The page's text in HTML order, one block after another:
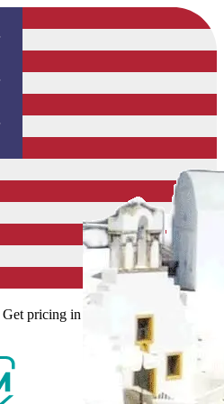
Get pricing in your local currency.